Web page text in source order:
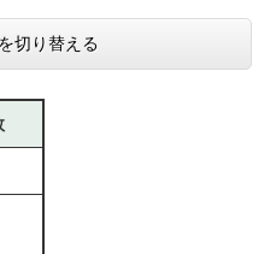
切り替える